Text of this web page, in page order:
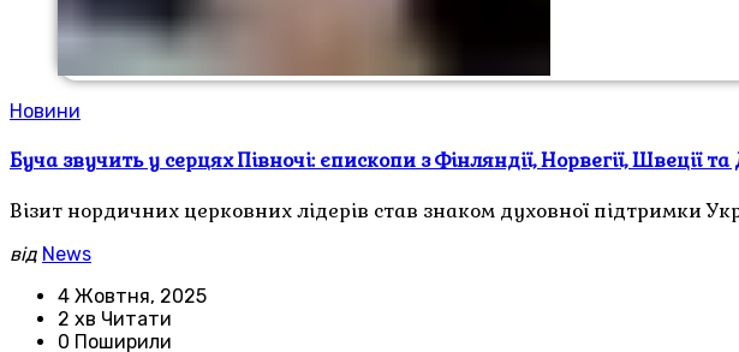
Новини
Буча звучить у серцях Півночі: єпископи з Фінляндії, Норвегії, Швеції
Візит нордичних церковних лідерів став знаком духовної підтримки
від News
4 Жовтня, 2025
2 хв Читати
0 Поширили